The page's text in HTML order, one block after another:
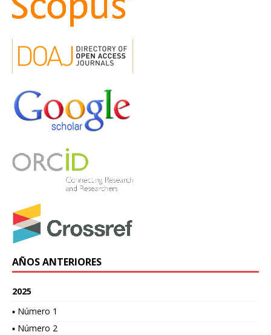
AÑOS ANTERIORES
2025
▪ Número 1
▪ Número 2